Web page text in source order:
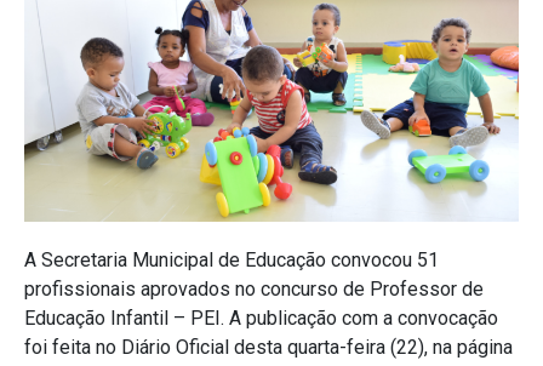
A Secretaria Municipal de Educação convocou 51
profissionais aprovados no concurso de Professor de
Educação Infantil – PEI. A publicação com a convocação
foi feita no Diário Oficial desta quarta-feira (22), na página